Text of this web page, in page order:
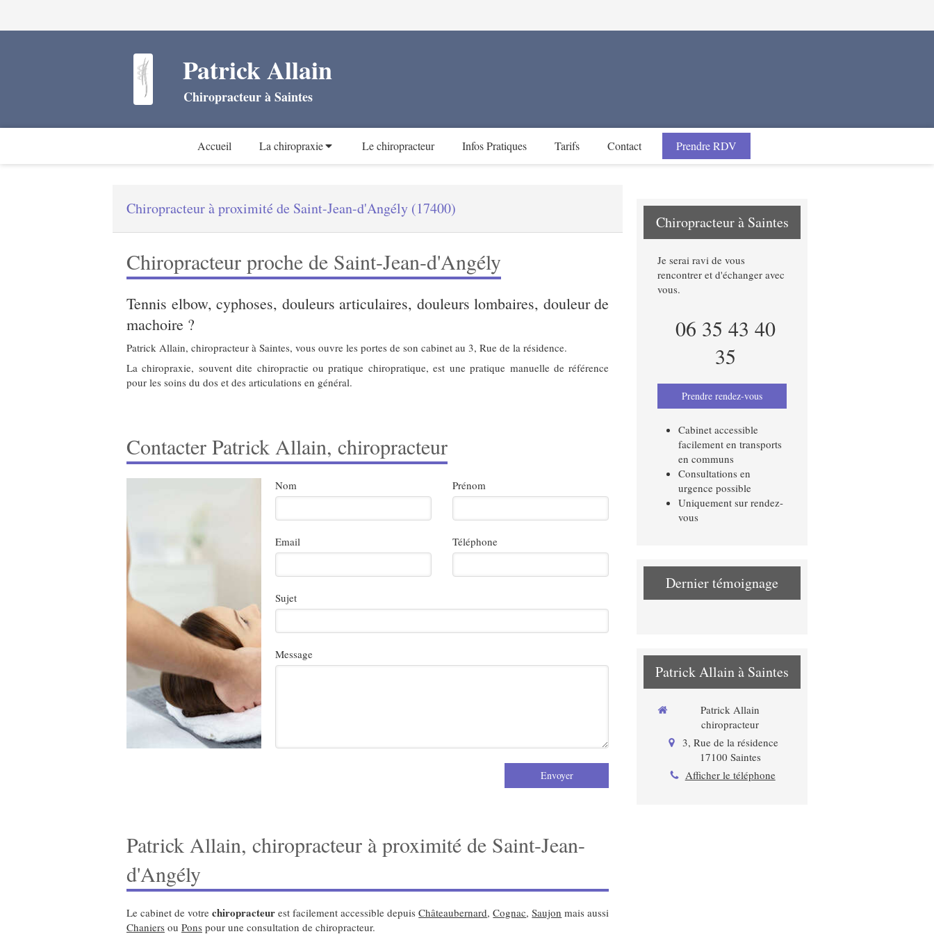
Patrick Allain
Chiropracteur à Saintes
Accueil La chiropraxie Le chiropracteur Infos Pratiques Tarifs Contact Prendre RDV
Chiropracteur à proximité de Saint-Jean-d'Angély (17400)
Chiropracteur proche de Saint-Jean-d'Angély
Tennis elbow, cyphoses, douleurs articulaires, douleurs lombaires, douleur de
machoire ?
Patrick Allain, chiropracteur à Saintes, vous ouvre les portes de son cabinet au 3, Rue de la résidence.
La chiropraxie, souvent dite chiropractie ou pratique chiropratique, est une pratique manuelle de référence
pour les soins du dos et des articulations en général.
Contacter Patrick Allain, chiropracteur
Nom Prénom
Email Téléphone
Sujet
Message
Envoyer
Patrick Allain, chiropracteur à proximité de Saint-Jean-
d'Angély
Le cabinet de votrechiropracteur est facilement accessible depuisChâteaubernard,Cognac,Saujon mais aussi
Chaniers ou Pons pour une consultation de chiropracteur.
Chiropracteur à Saintes
Je serai ravi de vous
rencontrer et d'échanger avec
vous.
06 35 43 40
35
Prendre rendez-vous
Cabinet accessible
facilement en transports
en communs
Consultations en
urgence possible
Uniquement sur rendez-
vous
Dernier témoignage
Patrick Allain à Saintes
Patrick Allain
chiropracteur
3, Rue de la résidence
17100 Saintes
Afficher le téléphone